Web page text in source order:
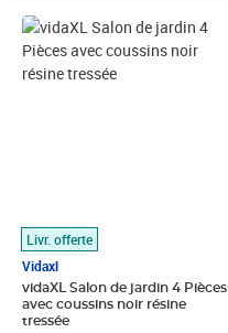
Livr. offerte
Vidaxl
vidaXL Salon de jardin 4 Pièces
avec coussins noir résine
tressée
Prix 272,89€